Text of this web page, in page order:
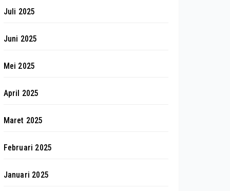
Juli 2025
Juni 2025
Mei 2025
April 2025
Maret 2025
Februari 2025
Januari 2025